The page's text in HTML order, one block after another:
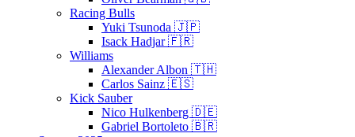
Racing Bulls
Yuki Tsunoda 🇯🇵
Isack Hadjar 🇫🇷
Williams
Alexander Albon 🇹🇭
Carlos Sainz 🇪🇸
Kick Sauber
Nico Hulkenberg 🇩🇪
Gabriel Bortoleto 🇧🇷